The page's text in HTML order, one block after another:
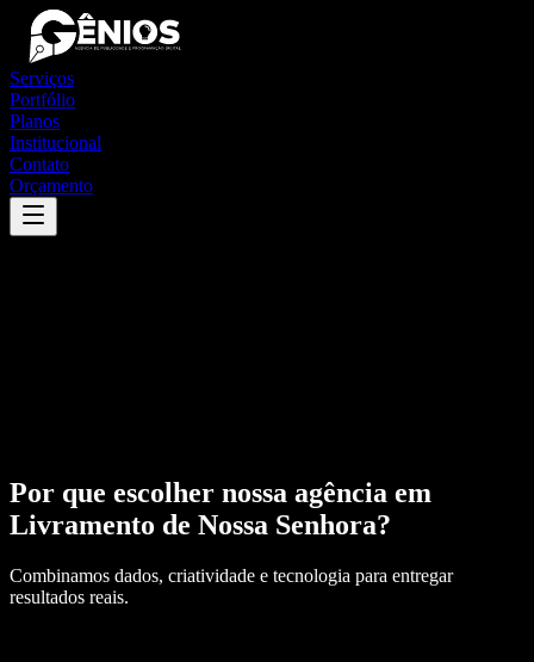
Serviços
Portfólio
Planos
Institucional
Contato
Orçamento
Por que escolher nossa agência em
Livramento de Nossa Senhora?
Combinamos dados, criatividade e tecnologia para entregar
resultados reais.